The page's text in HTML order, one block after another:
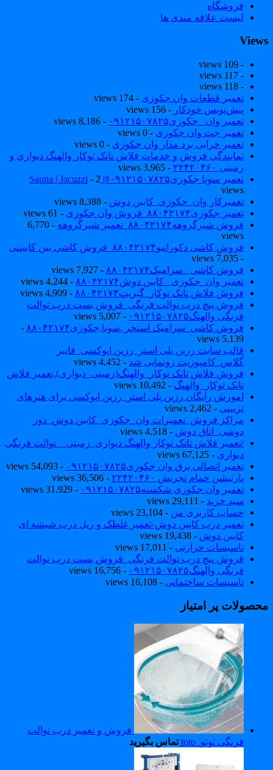
فروشگاه
لیست علاقه مندی ها
- 109 views
- 117 views
- 118 views
تعمیر قطعات وان جکوزی - 174 views
پیش‌نویس خودکار- 156 views
تعمیر وان _جکوزی۰۹۱۲۱۵۰۷۸۲۵
- 8,186 views
تعمیر جت وان جکوزی - 0 views
تعمیر خرابی برد مدار وان جکوزی - 0 views
نمایندگی فروش و خدمات فلاش تانک توکار والهنگ دیواری و
زمینی ۲۲۴۲۰۴۶۰
- 3,965 views
تعمیر سونا جکوزی۰۹۱۲۱۵۰۷۸۲۵#| Sauna | Jacuzzi
- 2
views
تعمیرکار وان_جکوزی_کابین دوش- 8,388 views
تعمیر جکوزی۸۸۰۴۲۱۷۴_فروش وان جکوزی
- 61 views
فروش شیرگروهه۸۸۰۴۲۱۷۴_تعمیر شیرگروهه
- 6,770
views
فروش کاشی دکوراتیو۸۸۰۴۲۱۷۴_فروش کاشی بین کابینتی
فروش کاشی _سرامیک۸۸۰۴۲۱۷۴
- 7,927 views
تعمیر وان_جکوزی_ کابین دوش۸۸۰۴۲۱۷۴
- 4,244 views
فروش فلاش تانک توکار_گبریت۸۸۰۴۲۱۷۴
- 4,909 views
فروش پیچ درب توالت فرنگی_فروش بست درب توالت
فرنگی والهنگ۰۹۱۲۱۵۰۷۸۲۵
- 5,007 views
فروش کاشی_سرامیک استخر ,سونا,جکوزی۸۸۰۴۲۱۷۴
-
5,139 views
قالب سایت رزین پلی استر_رزین اپوکسی_فایبر
گلاس_کامپوزیت رونمایی شد- 4,452 views
فروش فلاش تانک توکار_والهنگ(زمینی_دیواری),تعمیر فلاش
تانک توکار_والهنگ- 10,492 views
اموزش رایگان رزین پلی استر_رزین اپوکسی برای هنرهای
تزیینی- 2,462 views
مراکز فروش_تعمیرات وان_جکوزی_کابین دوش_دور
دوشی_اتاق دوش- 4,518 views
/تعمیر فلاش تانک توکار والهنگ دیواری_زمینی _ توالت فرنگی
دیواری - 67,125 views
تعمیر اتصالی برق وان جکوزی۰۹۱۲۱۵۰۷۸۲۵
- 54,093 views
پارتیشن حمام تجریش ۲۲۴۲۰۴۶۰
- 36,506 views
تعمیر وان جکوزی شکسته۰۹۱۲۱۵۰۷۸۲۵
- 31,929 views
سبد خرید - 29,111 views
حساب کاربری من- 23,104 views
تعمیر درب کابین دوش-تعمیر غلطک و ریل درب شیشه ای
کابین دوش- 19,438 views
تاسیسات حرارتی- 17,011 views
فروش پیچ درب توالت فرنگی_فروش بست درب توالت
فرنگی والهنگ۰۹۱۲۱۵۰۷۸۲۵
- 16,756 views
تاسیسات ساختمانی- 16,108 views
پر امتیاز
فروش و تعمیر درب توالت
فرنگی توتو_toto
تماس بگیرید